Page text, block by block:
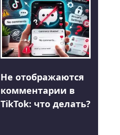
Не отображаются
комментарии в
TikTok: что делать?